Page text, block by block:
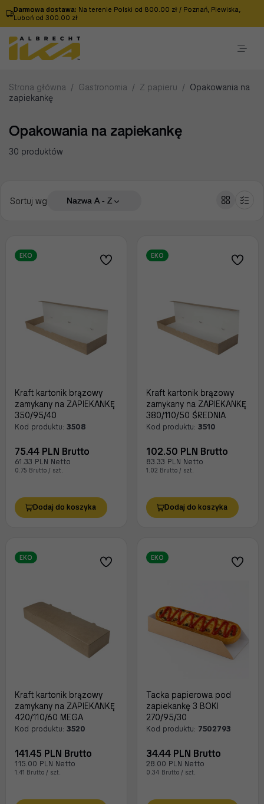
Darmowa dostawa: Na terenie Polski od 800.00 zł / Poznań, Plewiska,
Luboń od 300.00 zł
Strona główna / Gastronomia / Z papieru / Opakowania na
zapiekankę
Opakowania na zapiekankę
30 produktów
Sortuj wg Nazwa A - Z
EKO
Kraft kartonik brązowy
zamykany na ZAPIEKANKĘ
350/95/40
Kod produktu: 3508
75.44 PLN Brutto
61.33 PLN Netto
0.75 Brutto / szt.
Dodaj do koszyka
EKO
Kraft kartonik brązowy
zamykany na ZAPIEKANKĘ
380/110/50 ŚREDNIA
Kod produktu: 3510
102.50 PLN Brutto
83.33 PLN Netto
1.02 Brutto / szt.
Dodaj do koszyka
EKO
Kraft kartonik brązowy
zamykany na ZAPIEKANKĘ
420/110/60 MEGA
Kod produktu: 3520
141.45 PLN Brutto
115.00 PLN Netto
1.41 Brutto / szt.
EKO
Tacka papierowa pod
zapiekankę 3 BOKI
270/95/30
Kod produktu: 7502793
34.44 PLN Brutto
28.00 PLN Netto
0.34 Brutto / szt.